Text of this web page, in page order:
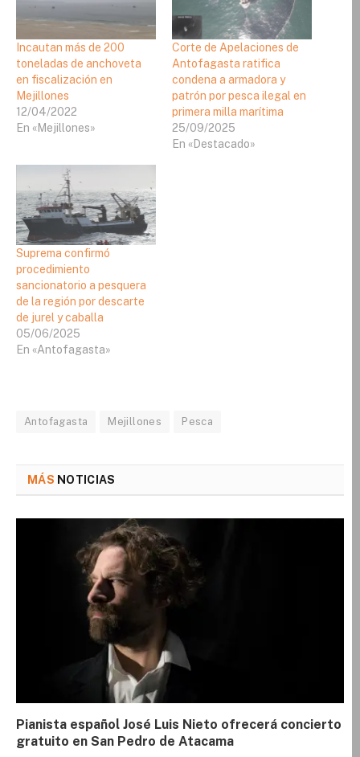
Incautan más de 200
toneladas de anchoveta
en fiscalización en
Mejillones
12/04/2022
En «Mejillones»
Corte de Apelaciones de
Antofagasta ratifica
condena a armadora y
patrón por pesca ilegal en
primera milla marítima
25/09/2025
En «Destacado»
Suprema confirmó
procedimiento
sancionatorio a pesquera
de la región por descarte
de jurel y caballa
05/06/2025
En «Antofagasta»
Antofagasta Mejillones Pesca
MÁS NOTICIAS
Pianista español José Luis Nieto ofrecerá concierto
gratuito en San Pedro de Atacama